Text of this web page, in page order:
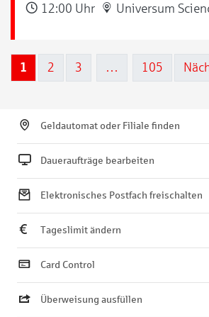
12:00 Uhr
Universum
1 2 3 … 105
Geldautomat oder Filiale finden
Daueraufträge bearbeiten
Elektronisches Postfach freischalten
Tageslimit ändern
Card Control
Überweisung ausfüllen